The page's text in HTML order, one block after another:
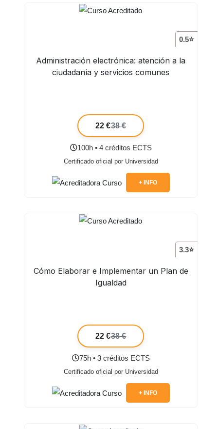
0.5⭐
Administración electrónica: atención a la
ciudadanía y servicios comunes
22 €38 €
100h • 4 créditos ECTS
Certificado oficial por Universidad
+ INFO
3.3⭐
Cómo Elaborar e Implementar un Plan de
Igualdad
22 €38 €
75h • 3 créditos ECTS
Certificado oficial por Universidad
+ INFO